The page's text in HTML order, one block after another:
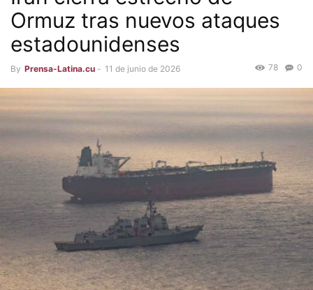
Ormuz tras nuevos ataques
estadounidenses
By Prensa-Latina.cu - 11 de junio de 2026 0
78